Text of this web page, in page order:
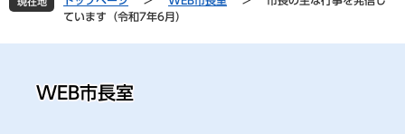
ています（令和7年6月）
WEB市長室